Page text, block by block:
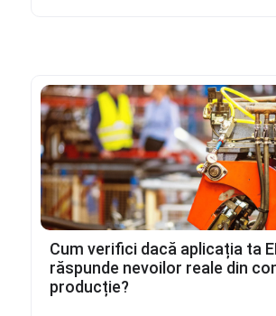
Cum verifici dacă aplicația ta
răspunde nevoilor reale din
producție?